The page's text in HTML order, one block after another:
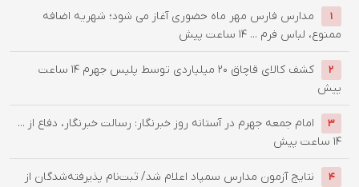
1
مدارس فارس مهر ماه حضوری آغاز می شود؛ شهریه اضافه
ممنوع، لباس فرم ... 14 ساعت پیش
2 کشف کالای قاچاق 20 میلیاردی توسط پلیس جهرم
14 ساعت
پیش
3
امام جمعه جهرم در آستانه روز خبرنگار: رسالت خبرنگار، دفاع از ...
14 ساعت پیش
4
نتایج آزمون مدارس سمپاد اعلام شد/ ثبت‌نام پذیرفته‌شدگان از